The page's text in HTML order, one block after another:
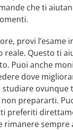
che ti
provi l’esame
reale. Questo ti
Puoi anche
dove
ovunque
prepararti.
preferiti
rimanere sempre